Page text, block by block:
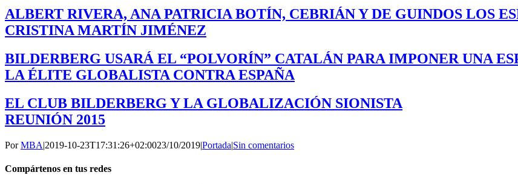
ALBERT RIVERA, ANA PATRICIA BOTÍN, CEBRIÁN Y DE GUINDOS LOS
CRISTINA MARTÍN JIMÉNEZ
BILDERBERG USARÁ EL “POLVORÍN” CATALÁN PARA IMPONER UNA
LA ÉLITE GLOBALISTA CONTRA ESPAÑA
EL CLUB BILDERBERG Y LA GLOBALIZACIÓN SIONISTA
REUNIÓN 2015
PorMBA|2019-10-23T17:31:26+02:0023/10/2019|Portada|Sin comentarios
Compártenos en tus redes